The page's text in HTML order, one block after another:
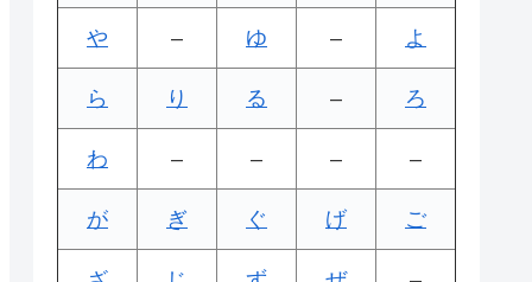
や – ゆ – よ
ら り る – ろ
わ – – – –
が ぎ ぐ げ ご